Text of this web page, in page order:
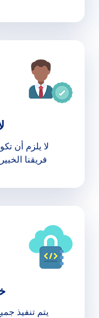
لا يلزم أن
فريقنا
يتم تنفيذ